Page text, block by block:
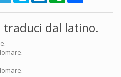
traduci dal latino.